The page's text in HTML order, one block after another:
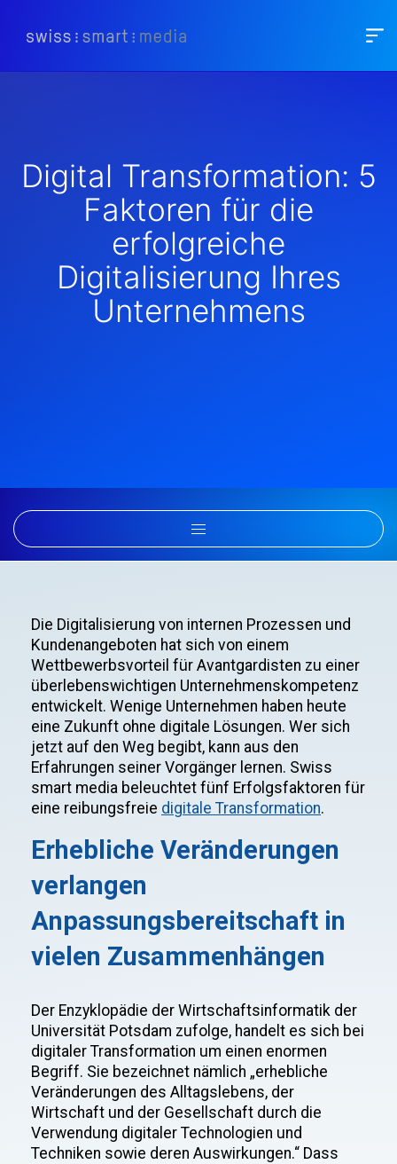
Digital Transformation: 5
Faktoren für die
erfolgreiche
Digitalisierung Ihres
Unternehmens
Die Digitalisierung von internen Prozessen und
Kundenangeboten hat sich von einem
Wettbewerbsvorteil für Avantgardisten zu einer
überlebenswichtigen Unternehmenskompetenz
entwickelt. Wenige Unternehmen haben heute
eine Zukunft ohne digitale Lösungen. Wer sich
jetzt auf den Weg begibt, kann aus den
Erfahrungen seiner Vorgänger lernen. Swiss
smart media beleuchtet fünf Erfolgsfaktoren für
eine reibungsfreie digitale Transformation.
Erhebliche Veränderungen
verlangen
Anpassungsbereitschaft in
vielen Zusammenhängen
Der Enzyklopädie der Wirtschaftsinformatik der
Universität Potsdam zufolge, handelt es sich bei
digitaler Transformation um einen enormen
Begriff. Sie bezeichnet nämlich „erhebliche
Veränderungen des Alltagslebens, der
Wirtschaft und der Gesellschaft durch die
Verwendung digitaler Technologien und
Techniken sowie deren Auswirkungen.“ Dass